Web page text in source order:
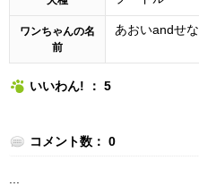
ワンちゃんの名
前
あおいandせな
いいわん! ： 5
コメント数： 0